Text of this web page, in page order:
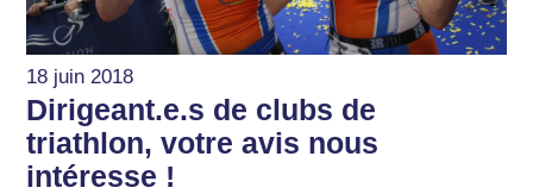
18 juin 2018
Dirigeant.e.s de clubs de
triathlon, votre avis nous
intéresse !